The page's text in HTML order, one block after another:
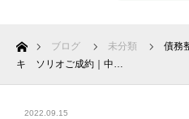
ホームブログ 未分類
債務
キ ソリオご成約｜中…
2022.09.15